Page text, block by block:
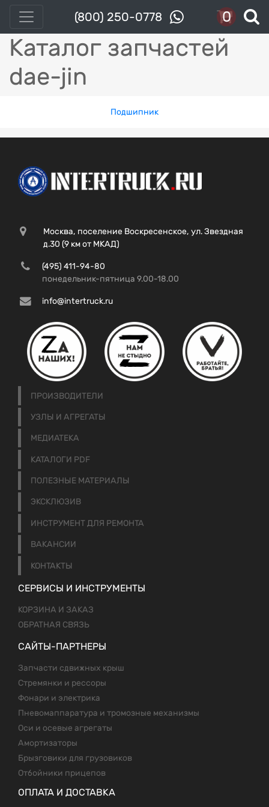
(800) 250-0778 0
Каталог запчастей
dae-jin
Подшипник
Москва, поселение Воскресенское, ул. Звездная
д.30 (9 км от МКАД)
(495) 411-94-80
понедельник-пятница 9.00-18.00
info@intertruck.ru
ПРОИЗВОДИТЕЛИ
УЗЛЫ И АГРЕГАТЫ
МЕДИАТЕКА
КАТАЛОГИ PDF
ПОЛЕЗНЫЕ МАТЕРИАЛЫ
ЭКСКЛЮЗИВ
ИНСТРУМЕНТ ДЛЯ РЕМОНТА
ВАКАНСИИ
КОНТАКТЫ
СЕРВИСЫ И ИНСТРУМЕНТЫ
КОРЗИНА И ЗАКАЗ
ОБРАТНАЯ СВЯЗЬ
САЙТЫ-ПАРТНЕРЫ
Запчасти сдвижных крыш
Стремянки и рессоры
Фонари и электрика
Пневомаппаратура и тромозные механизмы
Оси и осевые агрегаты
Амортизаторы
Брызговики для грузовиков
Отбойники прицепов
ОПЛАТА И ДОСТАВКА